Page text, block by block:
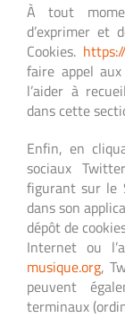
À tout
d’exprimer et
Cookies.
faire appel
l’aider à
dans cette
Enfin, en
sociaux
figurant sur le
dans son
dépôt de
Internet ou
musique.org,
peuvent
terminaux